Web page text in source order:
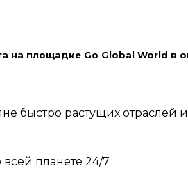
на площадке Go Global World в
быстро растущих отраслей
планете 24/7.